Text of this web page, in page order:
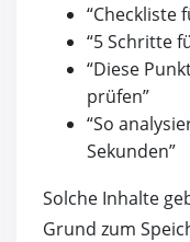
“Checkliste
“5 Schritte
“Diese
prüfen”
“So
Sekunden”
Solche Inhalte
Grund zum